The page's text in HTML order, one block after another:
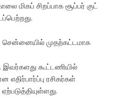
மிகப் சிறப்பாக சூப்பர் குட்
சென்னையில் முதற்கட்டமாக
கூட்டணியில்
எதிர்பார்ப்பு ரசிகர்கள்